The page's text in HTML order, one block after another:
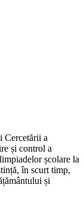
Cercetării a
și control a
școlare la
în scurt timp,
și